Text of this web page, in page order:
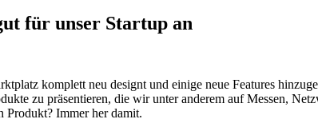
für unser Startup an
komplett neu designt und einige neue Features
zu präsentieren, die wir unter anderem auf Messen,
Produkt? Immer her damit.